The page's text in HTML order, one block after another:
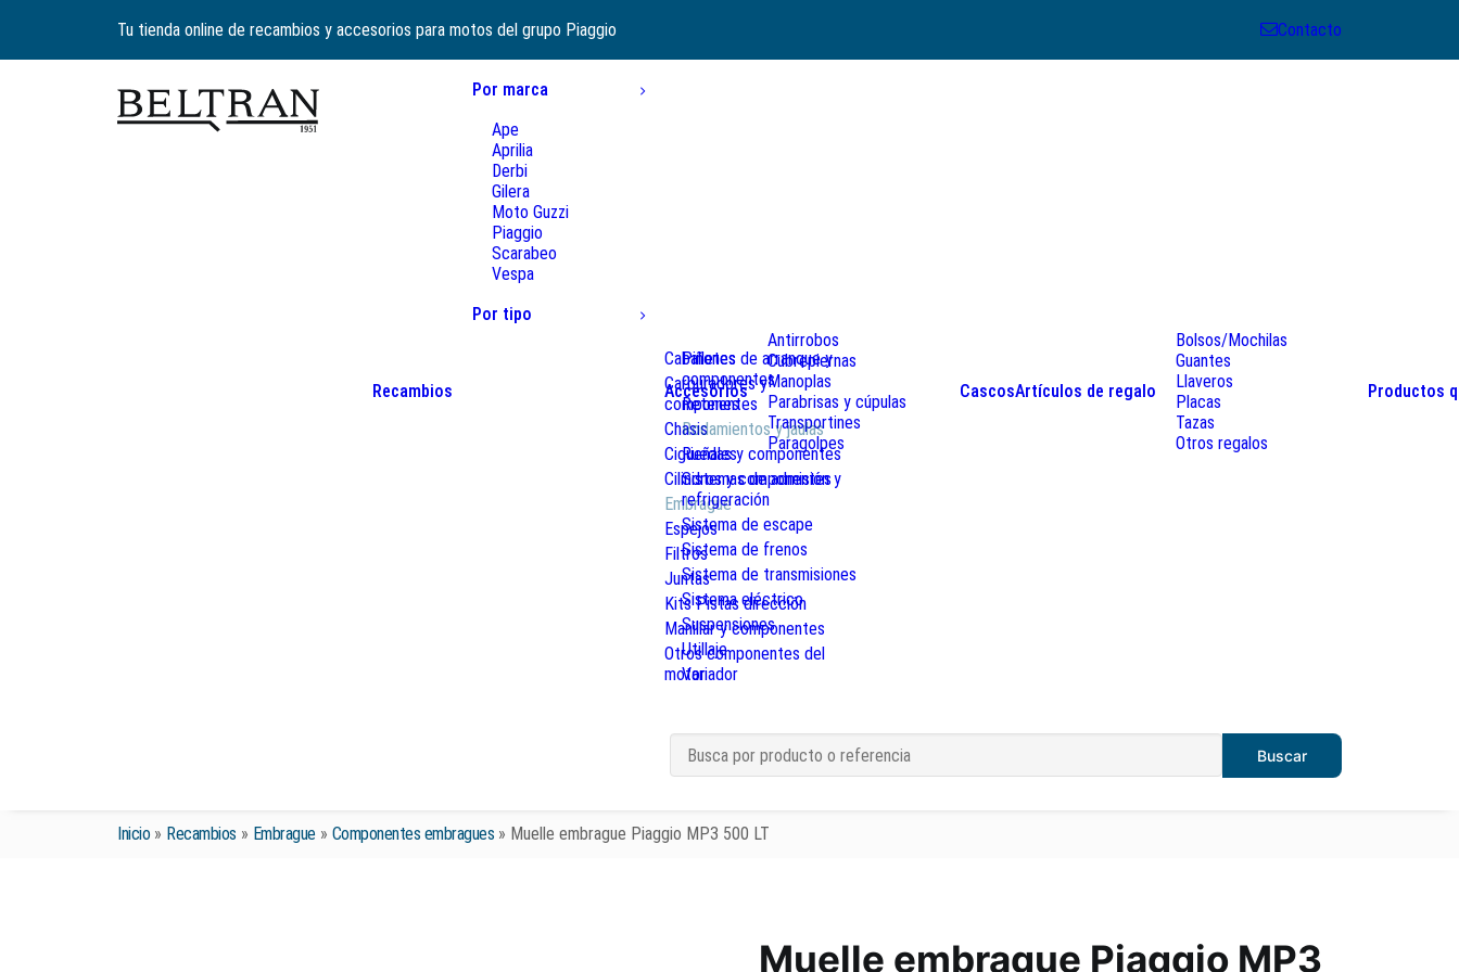
Tu tienda online de recambios y accesorios para motos del grupo Piaggio Contacto
Recambios
Por marca
Ape
Aprilia
Derbi
Gilera
Moto Guzzi
Piaggio
Scarabeo
Vespa
Por tipo
Caballetes
Carburadores y
componentes
Chasis
Cigüeñales
Cilindros y componentes
Embrague
Espejos
Filtros
Juntas
Kits Pistas dirección
Manillar y componentes
Otros componentes del
motor
Piñones de arranque y
componentes
Retenes
Rodamientos y jaulas
Ruedas y componentes
Sistemas de admisión y
refrigeración
Sistema de escape
Sistema de frenos
Sistema de transmisiones
Sistema eléctrico
Suspensiones
Utillaje
Variador
Accesorios
Antirrobos
Cubrepiernas
Manoplas
Parabrisas y cúpulas
Transportines
Paragolpes
CascosArtículos de regalo
Bolsos/Mochilas
Guantes
Llaveros
Placas
Tazas
Otros regalos
Productos
Inicio» Recambios » Embrague» Componentes embragues » Muelle embrague Piaggio MP3 500 LT
Muelle embrague Piaggio MP3